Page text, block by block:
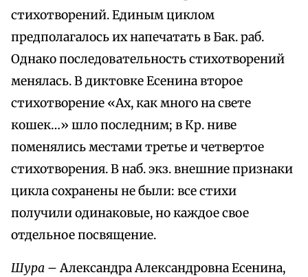
стихотворений. Единым циклом
предполагалось их напечатать в Бак. раб.
Однако последовательность стихотворений
менялась. В диктовке Есенина второе
стихотворение «Ах, как много на свете
кошек…» шло последним; в Кр. ниве
поменялись местами третье и четвертое
стихотворения. В наб. экз. внешние признаки
цикла сохранены не были: все стихи
получили одинаковые, но каждое свое
отдельное посвящение.
Шура – Александра Александровна Есенина,